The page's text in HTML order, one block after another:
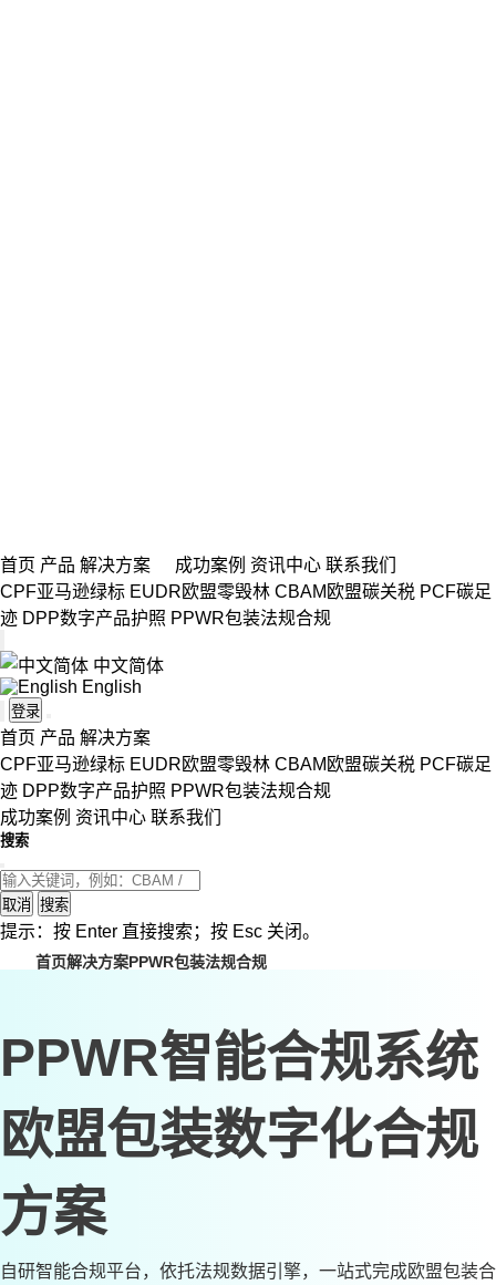
首页 产品 解决方案 成功案例 资讯中心 联系我们
CPF亚马逊绿标 EUDR欧盟零毁林 CBAM欧盟碳关税 PCF碳足
迹 DPP数字产品护照 PPWR包装法规合规
中文简体
English
登录
首页 产品 解决方案
CPF亚马逊绿标 EUDR欧盟零毁林 CBAM欧盟碳关税 PCF碳足
迹 DPP数字产品护照 PPWR包装法规合规
成功案例 资讯中心 联系我们
搜索
取消 搜索
提示：按 Enter 直接搜索；按 Esc 关闭。
首页解决方案PPWR包装法规合规
PPWR智能合规系统
欧盟包装数字化合规
方案
自研智能合规平台，依托法规数据引擎，一站式完成欧盟包装合